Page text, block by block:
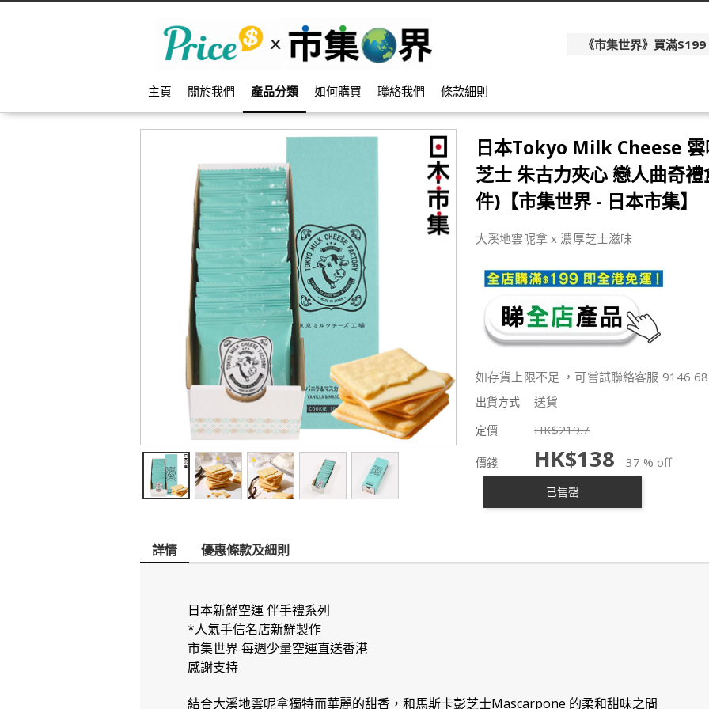
《市集世界》買滿
主頁 關於我們 產品分類 如何購買 聯絡我們 條款細則
日本Tokyo Milk Cheese 雲
芝士 朱古力夾心 戀人曲奇
件)【市集世界 - 日本市集】
大溪地雲呢拿 x 濃厚芝士滋味
如存貨上限不足 ，可嘗試聯絡客服 9146
出貨方式 送貨
定價 HK$219.7
價錢 HK$138 37 % off
已售罄
詳情 優惠條款及細則
日本新鮮空運 伴手禮系列
*人氣手信名店新鮮製作
市集世界 每週少量空運直送香港
感謝支持
結合大溪地雲呢拿獨特而華麗的甜香，和馬斯卡彭芝士Mascarpone 的柔和甜味之間